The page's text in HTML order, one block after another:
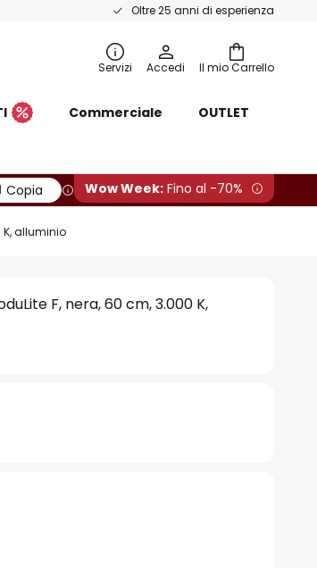
Oltre 25 anni di esperienza
Il mio Carrello
Servizi Accedi
Commerciale OUTLET
Copia Wow Week: Fino al -70%
K, alluminio
F, nera, 60 cm, 3.000 K,